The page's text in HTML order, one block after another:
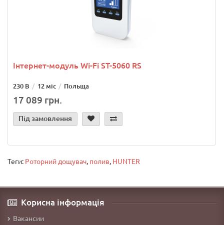
Інтернет-модуль Wi-Fi ST-5060 RS
230 В 12 міс Польща
17 089 грн.
Під замовлення
Теги: Роторний дощувач, полив, HUNTER
Корисна інформація
Вакансии